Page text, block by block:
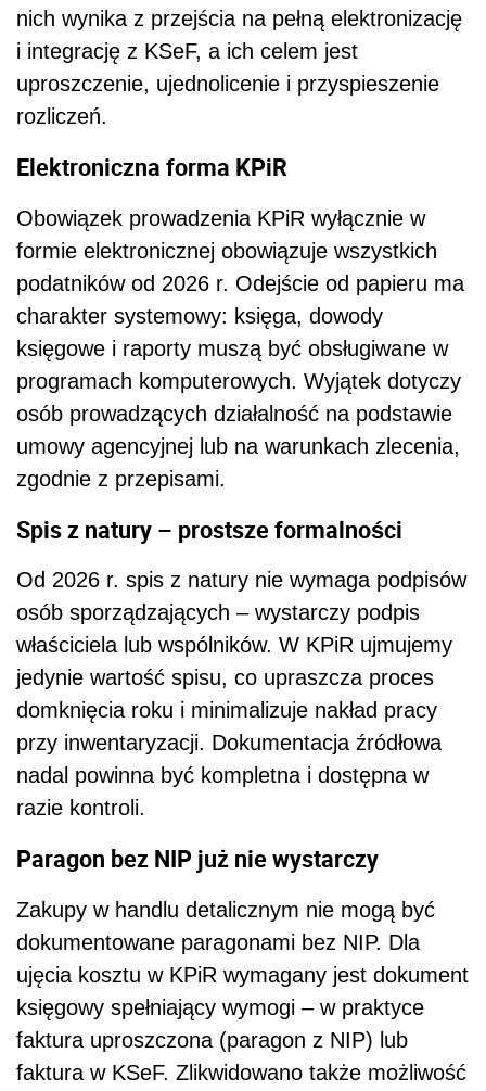
nich wynika z przejścia na pełną elektronizację
i integrację z KSeF, a ich celem jest
uproszczenie, ujednolicenie i przyspieszenie
rozliczeń.
Elektroniczna forma KPiR
Obowiązek prowadzenia KPiR wyłącznie w
formie elektronicznej obowiązuje wszystkich
podatników od 2026 r. Odejście od papieru ma
charakter systemowy: księga, dowody
księgowe i raporty muszą być obsługiwane w
programach komputerowych. Wyjątek dotyczy
osób prowadzących działalność na podstawie
umowy agencyjnej lub na warunkach zlecenia,
zgodnie z przepisami.
Spis z natury – prostsze formalności
Od 2026 r. spis z natury nie wymaga podpisów
osób sporządzających – wystarczy podpis
właściciela lub wspólników. W KPiR ujmujemy
jedynie wartość spisu, co upraszcza proces
domknięcia roku i minimalizuje nakład pracy
przy inwentaryzacji. Dokumentacja źródłowa
nadal powinna być kompletna i dostępna w
razie kontroli.
Paragon bez NIP już nie wystarczy
Zakupy w handlu detalicznym nie mogą być
dokumentowane paragonami bez NIP. Dla
ujęcia kosztu w KPiR wymagany jest dokument
księgowy spełniający wymogi – w praktyce
faktura uproszczona (paragon z NIP) lub
faktura w KSeF. Zlikwidowano także możliwość